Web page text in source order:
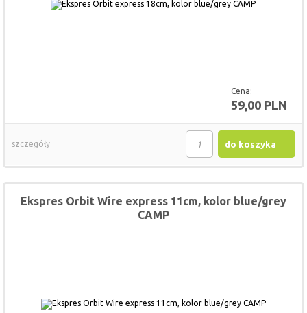
Cena:
59,00 PLN
do koszyka
szczegóły
Ekspres Orbit Wire express 11cm, kolor blue/grey
CAMP